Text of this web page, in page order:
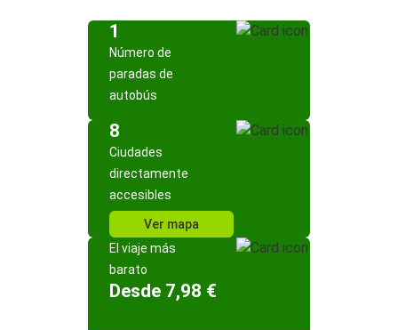
1
Número de
paradas de
autobús
8
Ciudades
directamente
accesibles
Ver mapa
El viaje más
barato
Desde 7,98 €